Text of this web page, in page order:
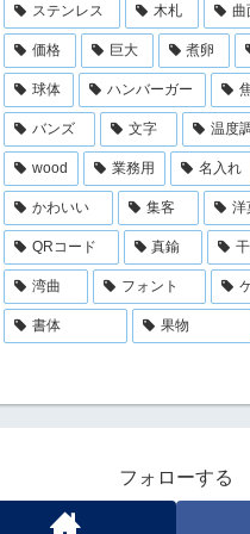
ステンレス 木札 曲
価格 巨大 煮卵
球体 ハンバーガー
バンズ 文字 温度
wood 業務用 名入れ
かわいい 集客 洋
QRコード 真鍮
湾曲 フォント
書体 果物
フォローする